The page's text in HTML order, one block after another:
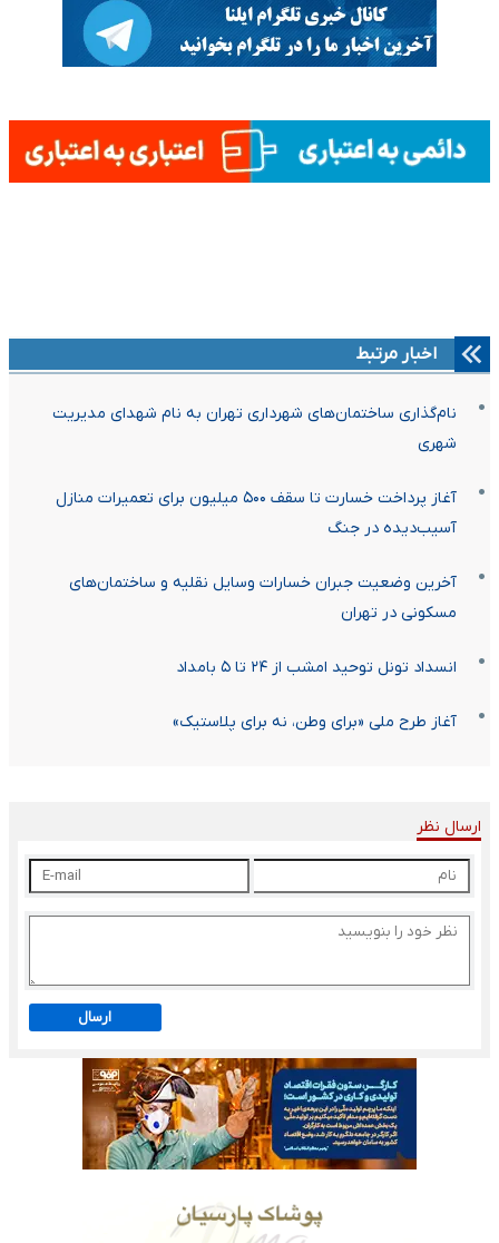
اخبار مرتبط
نام‌گذاری ساختمان‌های شهرداری تهران به نام شهدای مدیریت
شهری
آغاز پرداخت خسارت تا سقف ۵۰۰ میلیون برای تعمیرات منازل
آسیب‌دیده در جنگ
آخرین وضعیت جبران خسارات وسایل نقلیه و ساختمان‌های
مسکونی در تهران
انسداد تونل توحید امشب از ۲۴ تا ۵ بامداد
آغاز طرح ملی «برای وطن، نه برای پلاستیک»
ارسال نظر
ارسال